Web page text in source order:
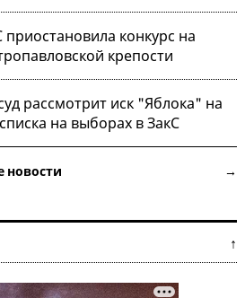
конкурс на
крепости
рассмотрит иск "Яблока" на
на выборах в ЗакС
новости →
персон ↑